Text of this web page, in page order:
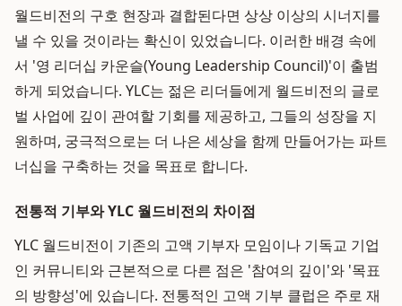
월드비전의 구호 현장과 결합된다면 상상 이상의 시너지를
낼 수 있을 것이라는 확신이 있었습니다. 이러한 배경 속에
서 '영 리더십 카운슬(Young Leadership Council)'이 출범
하게 되었습니다. YLC는 젊은 리더들에게 월드비전의 글로
벌 사업에 깊이 관여할 기회를 제공하고, 그들의 성장을 지
원하며, 궁극적으로는 더 나은 세상을 함께 만들어가는 파트
너십을 구축하는 것을 목표로 합니다.
전통적 기부와 YLC 월드비전의 차이점
YLC 월드비전이 기존의 고액 기부자 모임이나 기독교 기업
인 커뮤니티와 근본적으로 다른 점은 '참여의 깊이'와 '목표
의 방향성'에 있습니다. 전통적인 고액 기부 클럽은 주로 재